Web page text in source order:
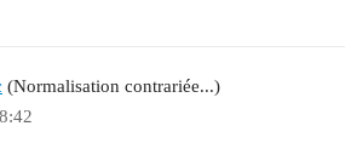
(Normalisation contrariée...)